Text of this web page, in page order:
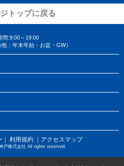
トップに戻る
間:9:00～19:00
：年末年始・お盆・GW）
利用規約 ｜アクセスマップ
戸株式会社 All rights reserved.